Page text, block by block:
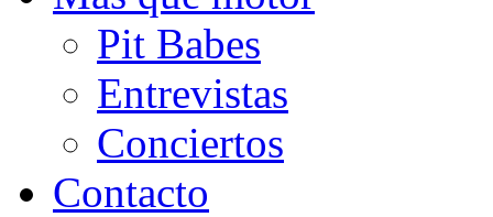
Pit Babes
Entrevistas
Conciertos
Contacto